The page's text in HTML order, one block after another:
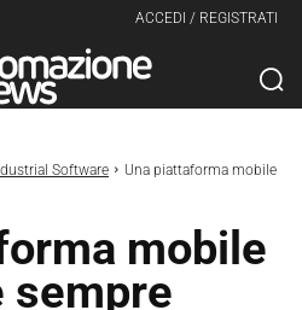
ACCEDI / REGISTRATI
Software
Una piattaforma mobile
mobile
sempre